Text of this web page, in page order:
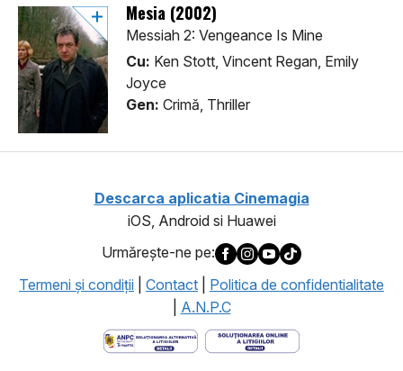
Mesia (2002)
Messiah 2: Vengeance Is Mine
Cu: Ken Stott, Vincent Regan, Emily
Joyce
Gen: Crimă, Thriller
Descarca aplicatia Cinemagia
iOS, Android si Huawei
Urmăreşte-ne pe:
Termeni şi condiţii
Contact
Politica de confidentialitate
A.N.P.C